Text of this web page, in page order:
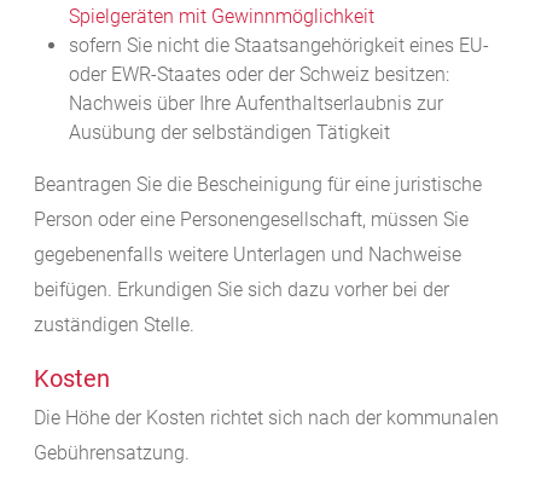
Spielgeräten mit Gewinnmöglichkeit
sofern Sie nicht die Staatsangehörigkeit eines EU-
oder EWR-Staates oder der Schweiz besitzen:
Nachweis über Ihre Aufenthaltserlaubnis zur
Ausübung der selbständigen Tätigkeit
Beantragen Sie die Bescheinigung für eine juristische
Person oder eine Personengesellschaft, müssen Sie
gegebenenfalls weitere Unterlagen und Nachweise
beifügen. Erkundigen Sie sich dazu vorher bei der
zuständigen Stelle.
Kosten
Die Höhe der Kosten richtet sich nach der kommunalen
Gebührensatzung.